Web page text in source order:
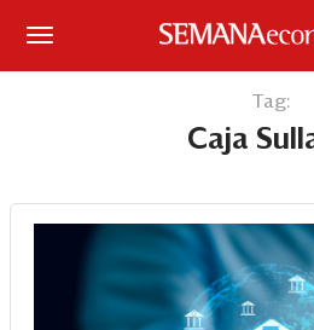
Portada
¿Qué está pasando?
Sectores y Empresas
Tag:
Caja